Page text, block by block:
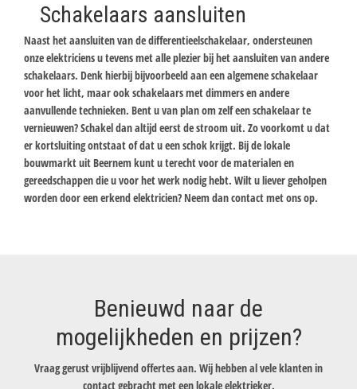
Schakelaars aansluiten
Naast het aansluiten van de differentieelschakelaar, ondersteunen
onze elektriciens u tevens met alle plezier bij het aansluiten van andere
schakelaars. Denk hierbij bijvoorbeeld aan een algemene schakelaar
voor het licht, maar ook schakelaars met dimmers en andere
aanvullende technieken. Bent u van plan om zelf een schakelaar te
vernieuwen? Schakel dan altijd eerst de stroom uit. Zo voorkomt u dat
er kortsluiting ontstaat of dat u een schok krijgt. Bij de lokale
bouwmarkt uit Beernem kunt u terecht voor de materialen en
gereedschappen die u voor het werk nodig hebt. Wilt u liever geholpen
worden door een erkend elektricien? Neem dan contact met ons op.
Benieuwd naar de
mogelijkheden en prijzen?
Vraag gerust vrijblijvend offertes aan. Wij hebben al vele klanten in
contact gebracht met een lokale elektrieker.